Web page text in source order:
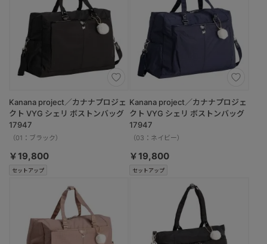
セットアップ
Kanana project／カナナプロジェ
クト VYG シェリ ボストンバッグ
17947
（01：ブラック）
￥19,800
セットアップ
Kanana project／カナナプロジェ
クト VYG シェリ ボストンバッグ
17947
（03：ネイビー）
￥19,800